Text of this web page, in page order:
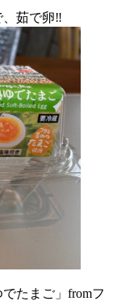
茹で卵‼︎
たまご」fromフ